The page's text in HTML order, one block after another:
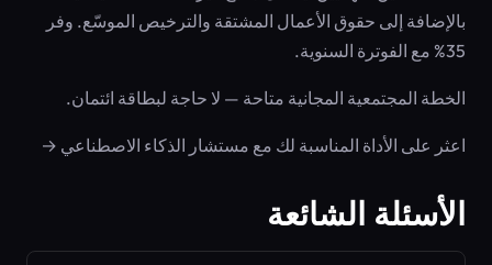
بالإضافة إلى حقوق الأعمال المشتقة والترخيص الموسّع. وفر
35% مع الفوترة السنوية.
الخطة المجتمعية المجانية متاحة — لا حاجة لبطاقة ائتمان.
اعثر على الأداة المناسبة لك مع مستشار الذكاء الاصطناعي →
الأسئلة الشائعة